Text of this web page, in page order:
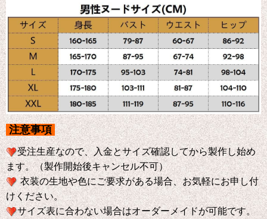
注意事項
受注生産なので、入金とサイズ確認してから製作し始め
ます。（製作開始後キャンセル不可）
衣装の生地や色にご要求がある場合、お気軽にお申し付
けください。
サイズ表に合わない場合はオーダーメイドが可能です。